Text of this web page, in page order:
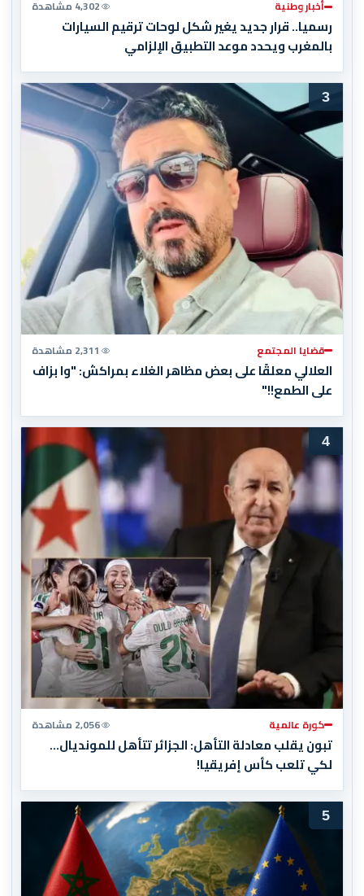
أخبار وطنية 4,302 مشاهدة
رسميا.. قرار جديد يغير شكل لوحات ترقيم السيارات
بالمغرب ويحدد موعد التطبيق الإلزامي
3
قضايا المجتمع 2,311 مشاهدة
العلالي معلقًا على بعض مظاهر الغلاء بمراكش: "وا بزاف
على الطمع!!"
4
كورة عالمية 2,056 مشاهدة
تبون يقلب معادلة التأهل: الجزائر تتأهل للمونديال…
لكي تلعب كأس إفريقيا!
5